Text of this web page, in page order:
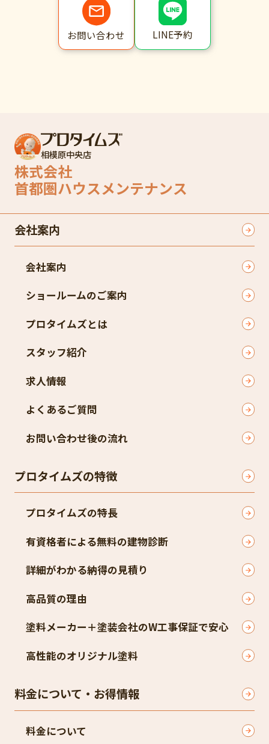
お問い合わせ LINE予約
相模原中央店
株式会社
首都圏ハウスメンテナンス
会社案内
会社案内
ショールームのご案内
プロタイムズとは
スタッフ紹介
求人情報
よくあるご質問
お問い合わせ後の流れ
プロタイムズの特徴
プロタイムズの特長
有資格者による無料の建物診断
詳細がわかる納得の見積り
高品質の理由
塗料メーカー＋塗装会社のW工事保証で安心
高性能のオリジナル塗料
料金について・お得情報
料金について